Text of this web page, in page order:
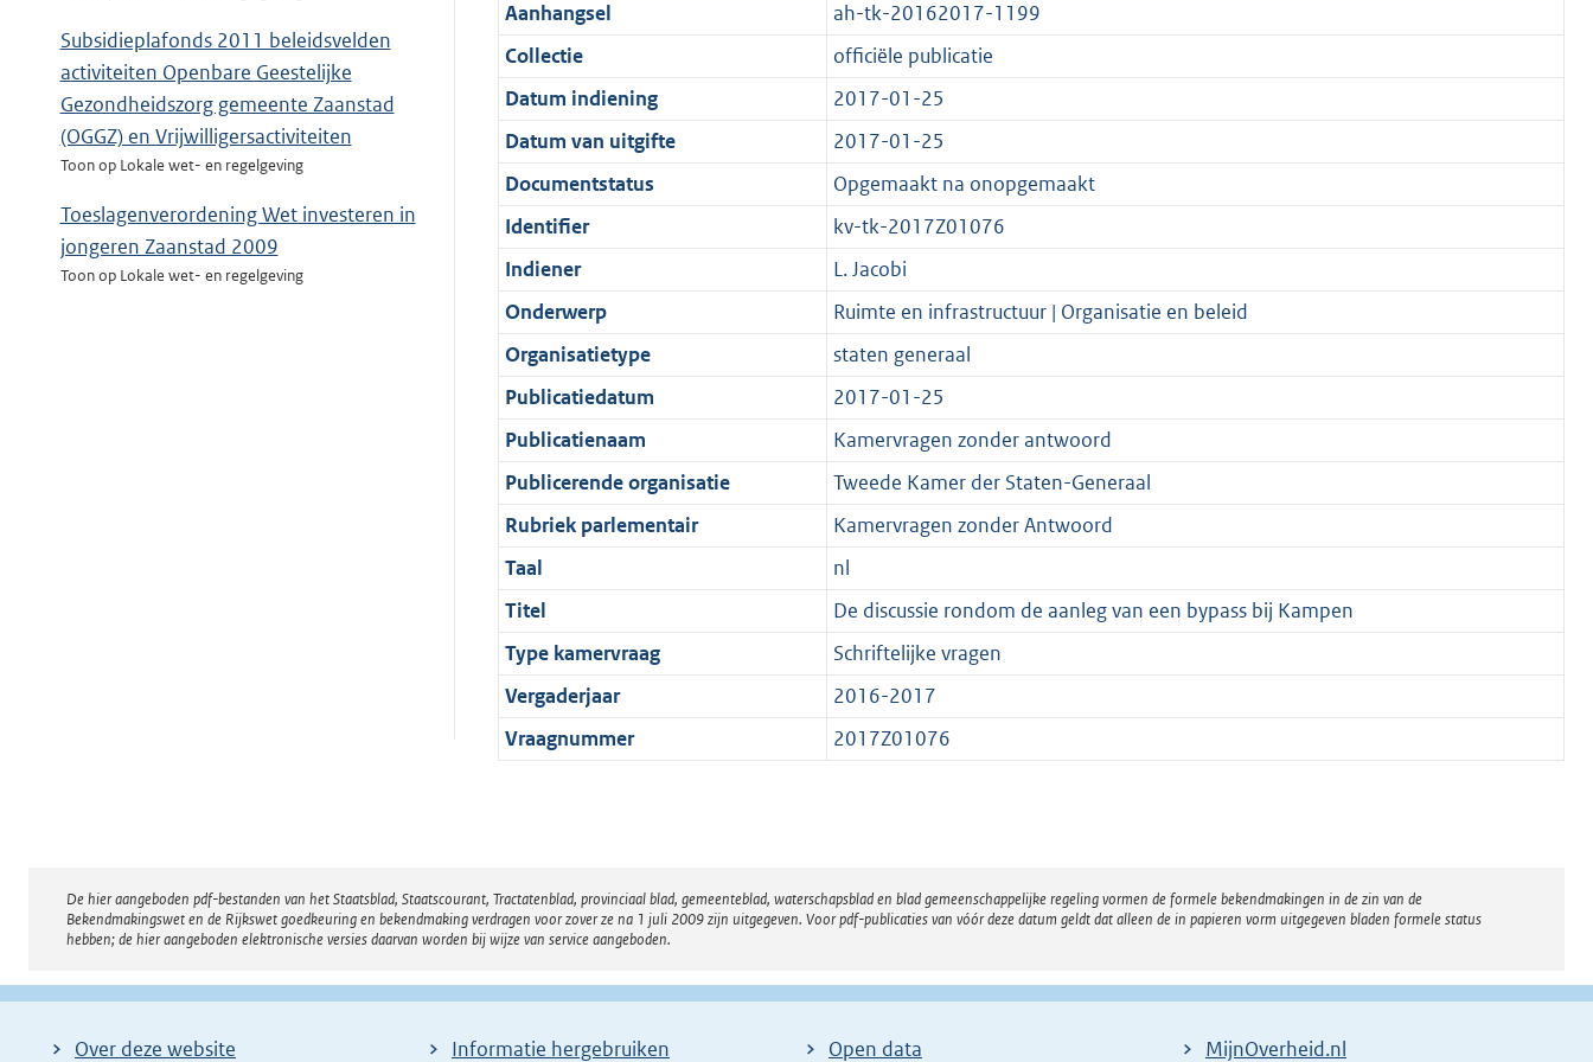
Subsidieplafonds 2011 beleidsvelden
activiteiten Openbare Geestelijke
Gezondheidszorg gemeente Zaanstad
(OGGZ) en Vrijwilligersactiviteiten
Toon op Lokale wet- en regelgeving
Toeslagenverordening Wet investeren in
jongeren Zaanstad 2009
Toon op Lokale wet- en regelgeving
i
e
i
n
f
o
r
m
a
a
t
3
5
K
b
t
i
e
i
n
f
o
r
m
a
a
t
:
7
K
b
a
t
i
e
i
n
f
o
r
m
a
a
t
e
:
3
K
b
c
a
t
i
e
i
n
f
o
r
m
a
a
t
t
e
:
2
K
b
r
t
K
g
t
2
Aanhangsel
ah-tk-20162017-1199
Collectie
officiële publicatie
Datum indiening
2017-01-25
Datum van uitgifte
2017-01-25
Documentstatus
Opgemaakt na onopgemaakt
Identifier
kv-tk-2017Z01076
Indiener
L. Jacobi
Onderwerp
Ruimte en infrastructuur | Organisatie en beleid
Organisatietype
staten generaal
Publicatiedatum
2017-01-25
Publicatienaam
Kamervragen zonder antwoord
Publicerende organisatie
Tweede Kamer der Staten-Generaal
Rubriek parlementair
Kamervragen zonder Antwoord
Taal
nl
Titel
De discussie rondom de aanleg van een bypass bij Kampen
Type kamervraag
Schriftelijke vragen
Vergaderjaar
2016-2017
Vraagnummer
2017Z01076
Disclaimer
De hier aangeboden pdf-bestanden van het Staatsblad, Staatscourant, Tractatenblad, provinciaal blad, gemeenteblad, waterschapsblad en blad gemeenschappelijke regeling vormen de formele bekendmakingen in de zin van de
Bekendmakingswet en de Rijkswet goedkeuring en bekendmaking verdragen voor zover ze na 1 juli 2009 zijn uitgegeven. Voor pdf-publicaties van vóór deze datum geldt dat alleen de in papieren vorm uitgegeven bladen formele status
hebben; de hier aangeboden elektronische versies daarvan worden bij wijze van service aangeboden.
Over deze website Informatie hergebruiken Open data MijnOverheid.nl